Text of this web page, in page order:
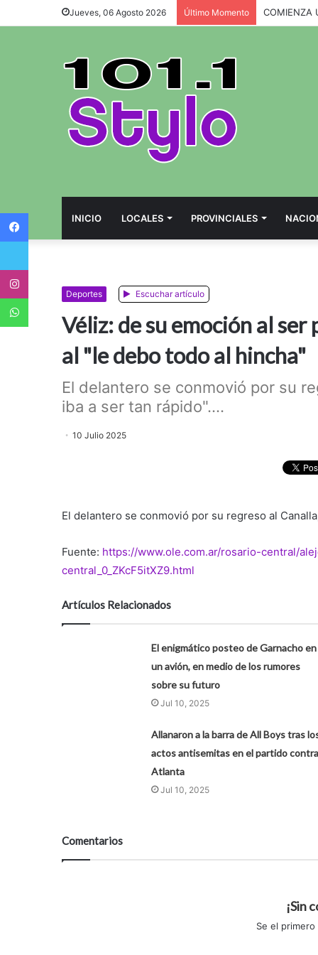
Jueves, 06 Agosto 2026 Último Momento
INICIO LOCALES PROVINCIALES
Deportes Escuchar artículo
Véliz: de su emoción al
al "le debo todo al hincha"
El delantero se conmovió por su
iba a ser tan rápido"....
10 Julio 2025
El delantero se conmovió por su regreso al
Fuente: https://www.ole.com.ar/rosario-central/
central_0_ZKcF5itXZ9.html
Artículos Relacionados
El enigmático posteo de Garnacho en
un avión, en medio de los rumores
sobre su futuro
Jul 10, 2025
Allanaron a la barra de All Boys tras
actos antisemitas en el partido contra
Atlanta
Jul 10, 2025
Comentarios
¡Sin
Se el
Twitter
WhatsApp